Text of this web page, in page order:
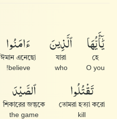
يَٰٓأَيُّهَا
হে
O you
ٱلَّذِينَ
যারা
who
ءَامَنُوا۟
ঈমান এনেছো
believe!
تَقْتُلُوا۟
তোমরা হত্যা করো
kill
ٱلصَّيْدَ
শিকারের জন্তুকে
the game